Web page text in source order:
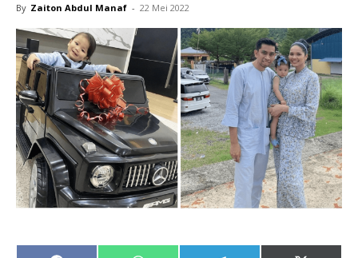
By Zaiton Abdul Manaf - 22 Mei 2022